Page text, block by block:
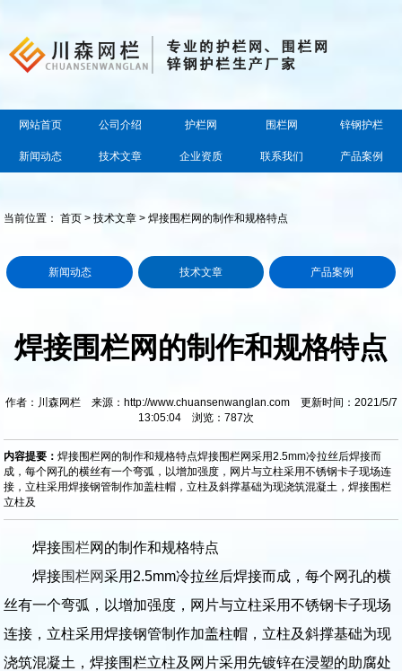
网站首页 公司介绍 护栏网 围栏网 锌钢护栏
新闻动态 技术文章 企业资质 联系我们 产品案例
当前位置：首页 >技术文章 > 焊接围栏网的制作和规格特点
新闻动态 技术文章 产品案例
焊接围栏网的制作和规格特点
作者：川森网栏 来源：http://www.chuansenwanglan.com 更新时间：2021/5/7
13:05:04 浏览： 787次
内容提要：焊接围栏网的制作和规格特点焊接围栏网采用2.5mm冷拉丝后焊接而
成，每个网孔的横丝有一个弯弧，以增加强度，网片与立柱采用不锈钢卡子现场连
接，立柱采用焊接钢管制作加盖柱帽，立柱及斜撑基础为现浇筑混凝土，焊接围栏
立柱及
焊接围栏网的制作和规格特点
焊接围栏网采用2.5mm冷拉丝后焊接而成，每个网孔的横
丝有一个弯弧，以增加强度，网片与立柱采用不锈钢卡子现场
连接，立柱采用焊接钢管制作加盖柱帽，立柱及斜撑基础为现
浇筑混凝土，焊接围栏立柱及网片采用先镀锌在浸塑的助腐处